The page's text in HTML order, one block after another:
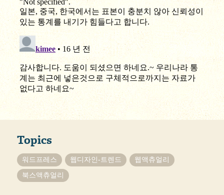
Topics
워드프레스 웹디자인-트렌드
웹액츄얼리
북스액츄얼리